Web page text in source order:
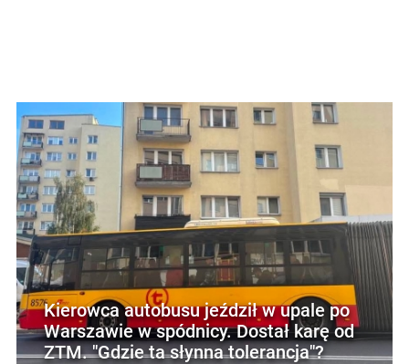
Kierowca autobusu jeździł w upale po
Warszawie w spódnicy. Dostał karę od
ZTM. "Gdzie ta słynna tolerancja"?